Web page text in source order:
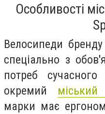
Особливості
Велосипеди
спеціально з
потреб
окремий
марки має